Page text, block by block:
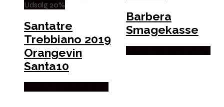
Udsalg 20%
Santatre
Trebbiano 2019
Orangevin
Santa10
Barbera
Smagekasse